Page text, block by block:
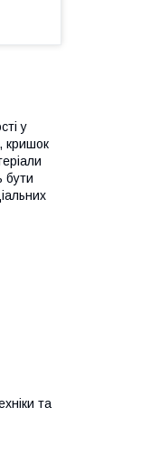
у
кришок
бути
та